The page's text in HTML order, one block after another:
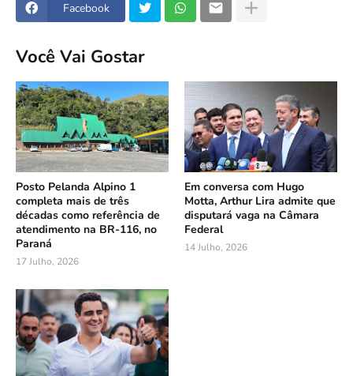
Facebook
Você Vai Gostar
Posto Pelanda Alpino 1
completa mais de três
décadas como referência de
atendimento na BR-116, no
Paraná
17 Julho, 2026
Em conversa com Hugo
Motta, Arthur Lira admite que
disputará vaga na Câmara
Federal
14 Julho, 2026